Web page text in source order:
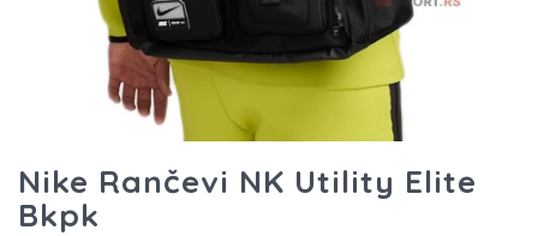
Nike Rančevi NK Utility Elite
Bkpk